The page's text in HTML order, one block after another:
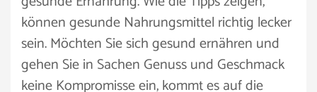
können gesunde Nahrungsmittel richtig lecker
sein. Möchten Sie sich gesund ernähren und
gehen Sie in Sachen Genuss und Geschmack
keine Kompromisse ein, kommt es auf die